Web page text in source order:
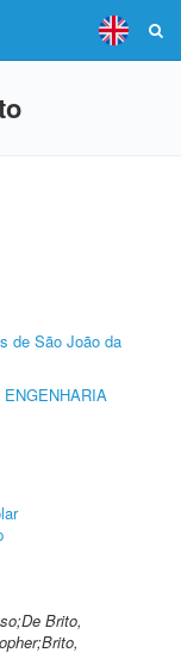
de São João da
ENGENHARIA
Brito,